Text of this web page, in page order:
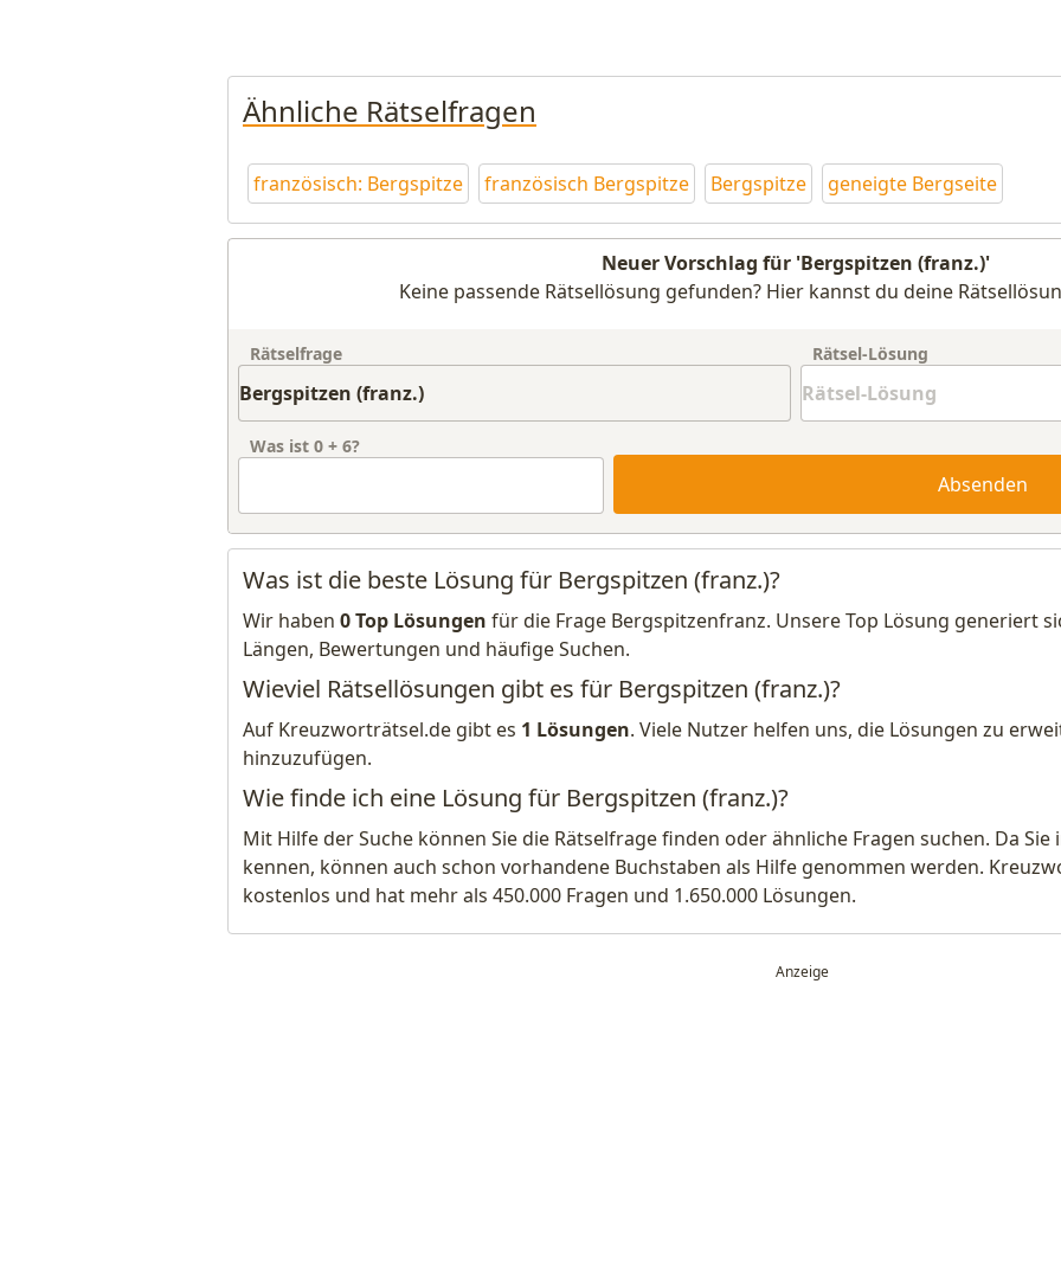
Ähnliche Rätselfragen
französisch: Bergspitze französisch Bergspitze Bergspitze geneigte Bergseite
Neuer Vorschlag für 'Bergspitzen (franz.)'
Keine passende Rätsellösung gefunden? Hier kannst du deine
Rätselfrage Rätsel-Lösung
Was ist 0 + 6?
Absenden
Was ist die beste Lösung für Bergspitzen (franz.)?
Wir haben 0 Top Lösungen für die Frage Bergspitzenfranz. Unsere Top Lösung generiert
Längen, Bewertungen und häufige Suchen.
Wieviel Rätsellösungen gibt es für Bergspitzen (franz.)?
Auf Kreuzworträtsel.de gibt es 1 Lösungen. Viele Nutzer helfen uns, die Lösungen zu
hinzuzufügen.
Wie finde ich eine Lösung für Bergspitzen (franz.)?
Mit Hilfe der Suche können Sie die Rätselfrage finden oder ähnliche Fragen suchen. Da
kennen, können auch schon vorhandene Buchstaben als Hilfe genommen werden.
kostenlos und hat mehr als 450.000 Fragen und 1.650.000 Lösungen.